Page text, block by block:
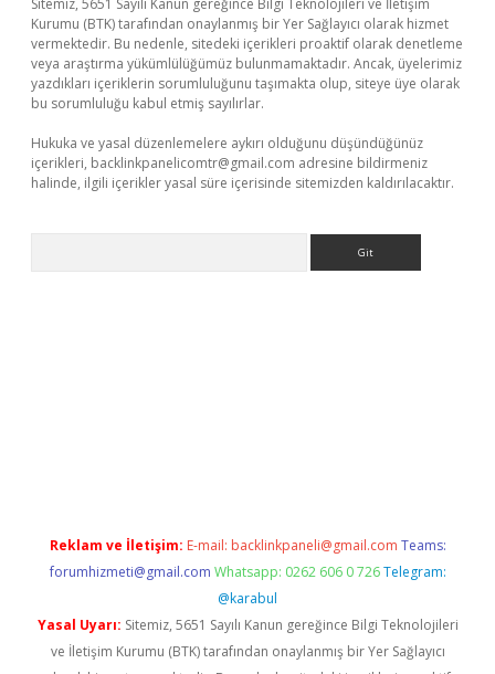
Sitemiz, 5651 Sayılı Kanun gereğince Bilgi Teknolojileri ve İletişim
Kurumu (BTK) tarafından onaylanmış bir Yer Sağlayıcı olarak hizmet
vermektedir. Bu nedenle, sitedeki içerikleri proaktif olarak denetleme
veya araştırma yükümlülüğümüz bulunmamaktadır. Ancak, üyelerimiz
yazdıkları içeriklerin sorumluluğunu taşımakta olup, siteye üye olarak
bu sorumluluğu kabul etmiş sayılırlar.
Hukuka ve yasal düzenlemelere aykırı olduğunu düşündüğünüz
içerikleri, backlinkpanelicomtr@gmail.com adresine bildirmeniz
halinde, ilgili içerikler yasal süre içerisinde sitemizden kaldırılacaktır.
Reklam ve İletişim: E-mail: backlinkpaneli@gmail.com Teams:
forumhizmeti@gmail.com Whatsapp: 0262 606 0 726 Telegram:
@karabul
Yasal Uyarı: Sitemiz, 5651 Sayılı Kanun gereğince Bilgi Teknolojileri
ve İletişim Kurumu (BTK) tarafından onaylanmış bir Yer Sağlayıcı